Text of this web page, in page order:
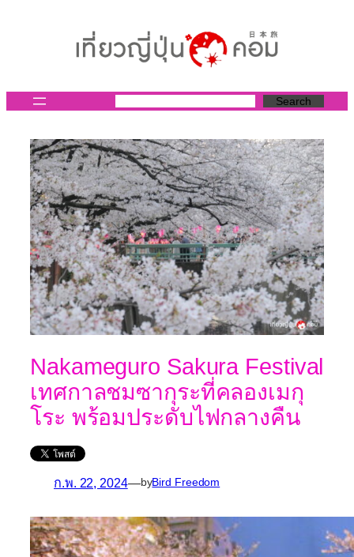
Search
Nakameguro Sakura Festival
เทศกาลชมซากุระที่คลองเมกุ
โระ พร้อมประดับไฟกลางคืน
ก.พ. 22, 2024—byBird Freedom